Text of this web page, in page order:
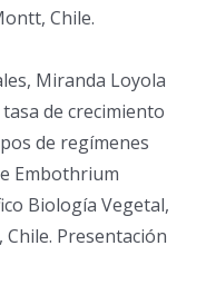
Chile.
Miranda Loyola
de crecimiento
de regímenes
Embothrium
Biología Vegetal,
Chile. Presentación